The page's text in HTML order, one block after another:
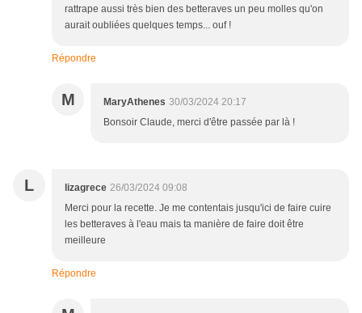
rattrape aussi très bien des betteraves un peu molles qu'on
aurait oubliées quelques temps... ouf !
Répondre
M MaryAthenes 30/03/2024 20:17
Bonsoir Claude, merci d'être passée par là !
L lizagrece 26/03/2024 09:08
Merci pour la recette. Je me contentais jusqu'ici de faire cuire
les betteraves à l'eau mais ta manière de faire doit être
meilleure
Répondre